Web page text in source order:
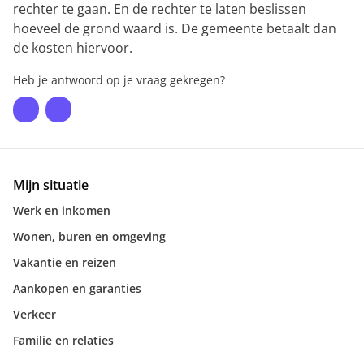
rechter te gaan. En de rechter te laten beslissen
hoeveel de grond waard is. De gemeente betaalt dan
de kosten hiervoor.
Heb je antwoord op je vraag gekregen?
Mijn situatie
Werk en inkomen
Wonen, buren en omgeving
Vakantie en reizen
Aankopen en garanties
Verkeer
Familie en relaties